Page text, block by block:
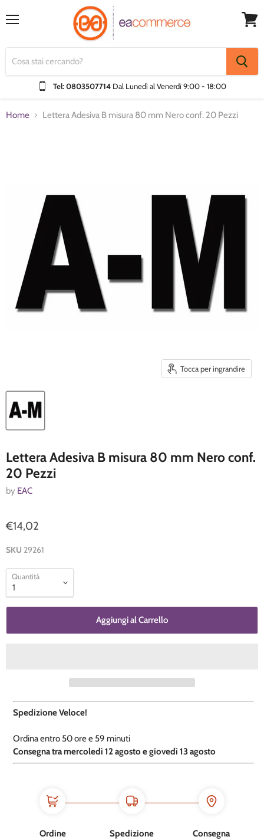
Tel: 0803507714 Dal Lunedì al Venerdì9:00 - 18:00
Home Lettera Adesiva B misura 80 mm Nero conf. 20 Pezzi
Tocca per ingrandire
Lettera Adesiva B misura 80 mm Nero conf.
20 Pezzi
by EAC
€14,02
SKU 29261
Quantità
Aggiungi al Carrello
Spedizione Veloce!
Ordina entro 50 ore e 59 minuti
​Consegna tra mercoledì 12 agosto e giovedì 13 agosto
Ordine
Spedizione
Consegna